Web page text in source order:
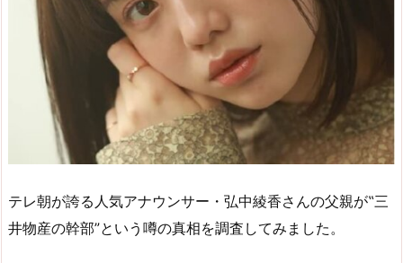
テレ朝が誇る人気アナウンサー・弘中綾香さんの父親が‟三
井物産の幹部”という噂の真相を調査してみました。